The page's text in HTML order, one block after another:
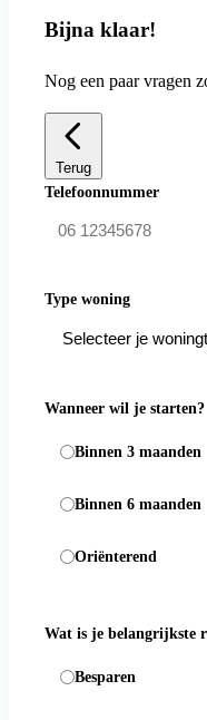
Bijna klaar!
Nog een paar vragen
Terug
Telefoonnummer
Type woning
Wanneer wil je starten?
Binnen 3 maanden
Binnen 6 maanden
Oriënterend
Wat is je belangrijkste
Besparen